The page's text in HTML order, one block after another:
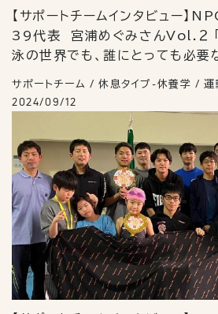
【サポートチームインタビュー
39代表 宮浦めぐみさんVol.２
泳の世界でも、誰にとっても必要
サポートチーム / 休息タイプ-休養学 / 運
2024/09/12